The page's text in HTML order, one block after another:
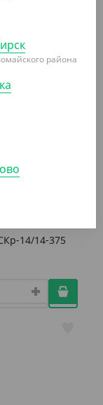
14/14-375
района